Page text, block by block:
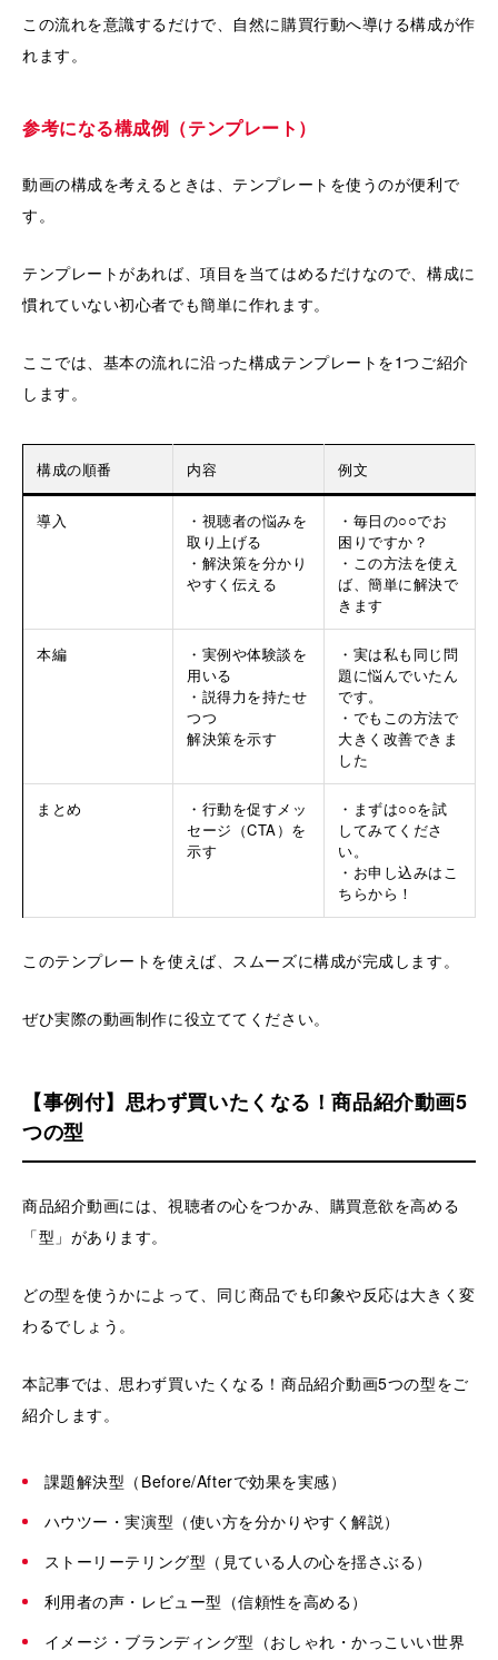
この流れを意識するだけで、自然に購買行動へ導ける構成が作
れます。
参考になる構成例（テンプレート）
動画の構成を考えるときは、テンプレートを使うのが便利で
す。
テンプレートがあれば、項目を当てはめるだけなので、構成に
慣れていない初心者でも簡単に作れます。
ここでは、基本の流れに沿った構成テンプレートを1つご紹介
します。
構成の順番 内容 例文
導入
・視聴者の悩みを
取り上げる
・解決策を分かり
やすく伝える
・毎日の○○でお
困りですか？
・この方法を使え
ば、簡単に解決で
きます
本編
・実例や体験談を
用いる
・説得力を持たせ
つつ
解決策を示す
・実は私も同じ問
題に悩んでいたん
です。
・でもこの方法で
大きく改善できま
した
まとめ
・行動を促すメッ
セージ（CTA）を
示す
・まずは○○を試
してみてくださ
い。
・お申し込みはこ
ちらから！
このテンプレートを使えば、スムーズに構成が完成します。
ぜひ実際の動画制作に役立ててください。
【事例付】思わず買いたくなる！商品紹介動画5
つの型
商品紹介動画には、視聴者の心をつかみ、購買意欲を高める
「型」があります。
どの型を使うかによって、同じ商品でも印象や反応は大きく変
わるでしょう。
本記事では、思わず買いたくなる！商品紹介動画5つの型をご
紹介します。
課題解決型（Before/Afterで効果を実感）
ハウツー・実演型（使い方を分かりやすく解説）
ストーリーテリング型（見ている人の心を揺さぶる）
利用者の声・レビュー型（信頼性を高める）
イメージ・ブランディング型（おしゃれ・かっこいい世界